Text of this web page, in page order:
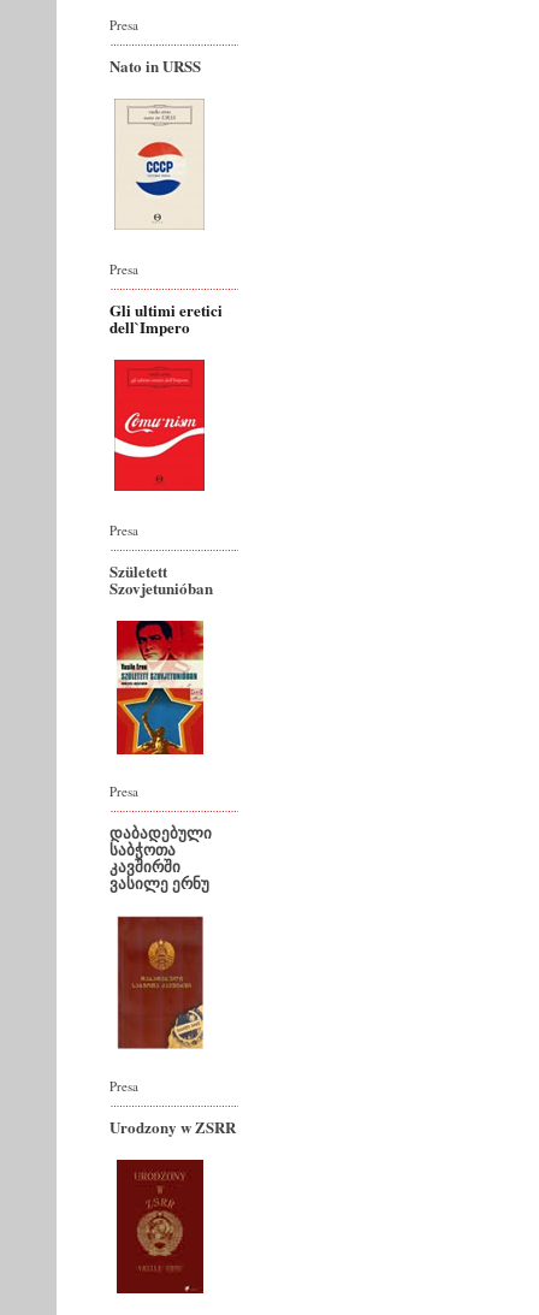
Presa
Nato in URSS
Presa
Gli ultimi eretici
dell`Impero
Presa
Született
Szovjetunióban
Presa
დაბადებული
საბჭოთა
კავშირში
ვასილე ერნუ
Presa
Urodzony w ZSRR